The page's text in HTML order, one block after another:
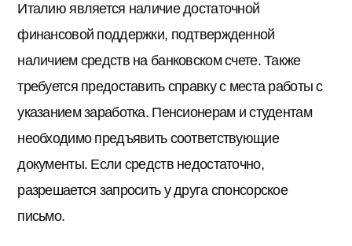
Италию является наличие достаточной
финансовой поддержки, подтвержденной
наличием средств на банковском счете. Также
требуется предоставить справку с места работы с
указанием заработка. Пенсионерам и студентам
необходимо предъявить соответствующие
документы. Если средств недостаточно,
разрешается запросить у друга спонсорское
письмо.